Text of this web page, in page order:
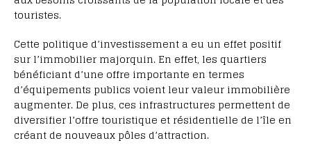
touristes.
Cette politique d’investissement a eu un effet positif
sur l’immobilier majorquin. En effet, les quartiers
bénéficiant d’une offre importante en termes
d’équipements publics voient leur valeur immobilière
augmenter. De plus, ces infrastructures permettent de
diversifier l’offre touristique et résidentielle de l’île en
créant de nouveaux pôles d’attraction.